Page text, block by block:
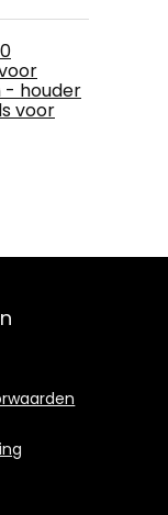
- houder
voor